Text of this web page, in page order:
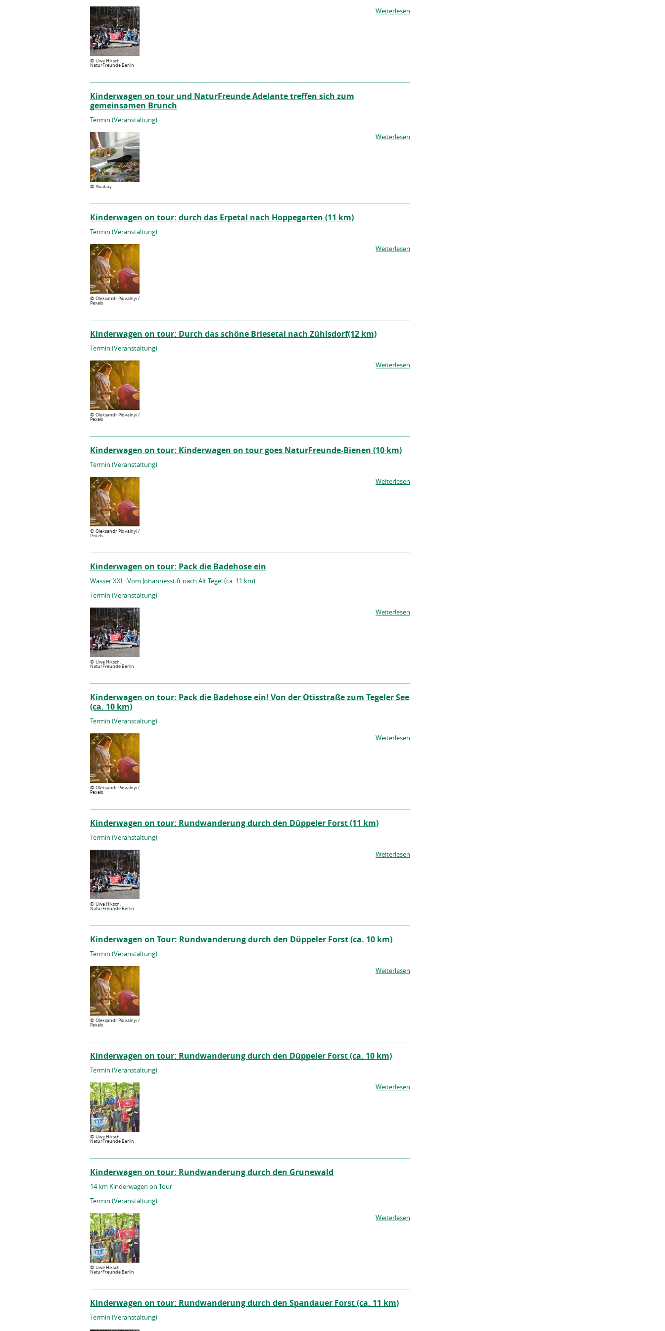
© Uwe Hiksch,
NaturFreunde Berlin
Weiterlesen
Kinderwagen on tour und NaturFreunde Adelante treffen sich zum
gemeinsamen Brunch
Termin (Veranstaltung)
© Pixabay
Weiterlesen
Kinderwagen on tour: durch das Erpetal nach Hoppegarten (11 km)
Termin (Veranstaltung)
© Oleksandr Pidvalnyi /
Pexels
Weiterlesen
Kinderwagen on tour: Durch das schöne Briesetal nach Zühlsdorf(12 km)
Termin (Veranstaltung)
© Oleksandr Pidvalnyi /
Pexels
Weiterlesen
Kinderwagen on tour: Kinderwagen on tour goes NaturFreunde-Bienen (10 km)
Termin (Veranstaltung)
© Oleksandr Pidvalnyi /
Pexels
Weiterlesen
Kinderwagen on tour: Pack die Badehose ein
Wasser XXL: Vom Johannesstift nach Alt Tegel (ca. 11 km)
Termin (Veranstaltung)
© Uwe Hiksch,
NaturFreunde Berlin
Weiterlesen
Kinderwagen on tour: Pack die Badehose ein! Von der Otisstraße zum Tegeler See
(ca. 10 km)
Termin (Veranstaltung)
© Oleksandr Pidvalnyi /
Pexels
Weiterlesen
Kinderwagen on tour: Rundwanderung durch den Düppeler Forst (11 km)
Termin (Veranstaltung)
© Uwe Hiksch,
NaturFreunde Berlin
Weiterlesen
Kinderwagen on Tour: Rundwanderung durch den Düppeler Forst (ca. 10 km)
Termin (Veranstaltung)
© Oleksandr Pidvalnyi /
Pexels
Weiterlesen
Kinderwagen on tour: Rundwanderung durch den Düppeler Forst (ca. 10 km)
Termin (Veranstaltung)
© Uwe Hiksch,
NaturFreunde Berlin
Weiterlesen
Kinderwagen on tour: Rundwanderung durch den Grunewald
14 km Kinderwagen on Tour
Termin (Veranstaltung)
© Uwe Hiksch,
NaturFreunde Berlin
Weiterlesen
Kinderwagen on tour: Rundwanderung durch den Spandauer Forst (ca. 11 km)
Termin (Veranstaltung)